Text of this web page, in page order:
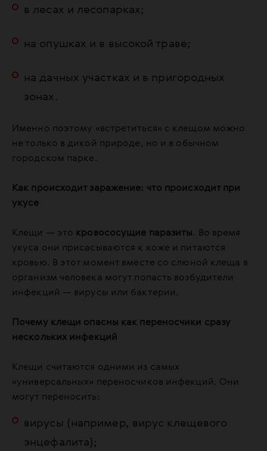
в лесах и лесопарках;
на опушках и в высокой траве;
на дачных участках и в пригородных
зонах.
Именно поэтому «встретиться» с клещом можно
не только в дикой природе, но и в обычном
городском парке.
Как происходит заражение: что происходит при
укусе
Клещи — это кровососущие паразиты. Во время
укуса они присасываются к коже и питаются
кровью. В этот момент вместе со слюной клеща в
организм человека могут попасть возбудители
инфекций — вирусы или бактерии.
Почему клещи опасны как переносчики сразу
нескольких инфекций
Клещи считаются одними из самых
«универсальных» переносчиков инфекций. Они
могут переносить:
вирусы (например, вирус клещевого
энцефалита);